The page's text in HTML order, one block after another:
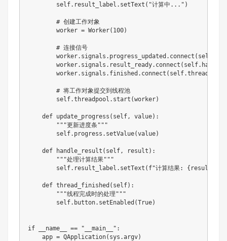
        self.result_label.setText("计算中...")
        # 创建工作对象
        worker = Worker(100)
        # 连接信号
        # 将工作对象提交到线程池
        self.threadpool.start(worker)
    def update_progress(self, value):
        """更新进度条"""
        self.progress.setValue(value)
    def handle_result(self, result):
        """处理计算结果"""
        self.result_label.setText(f"计算结果: {result}")
    def thread_finished(self):
        """线程完成时的处理"""
        self.button.setEnabled(True)
if __name__ == "__main__":
    app = QApplication(sys.argv)